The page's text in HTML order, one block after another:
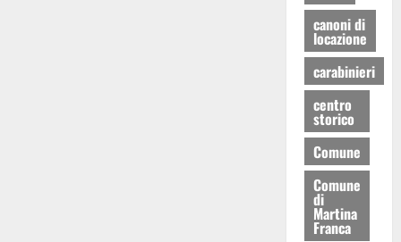
canoni di
locazione
carabinieri
centro
storico
Comune
Comune
di
Martina
Franca